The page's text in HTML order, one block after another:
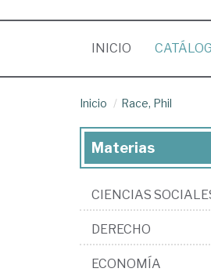
INICIO (CURRENT)
Inicio Race, Phil
Materias
CIENCIAS
DERECHO
ECONOMÍA